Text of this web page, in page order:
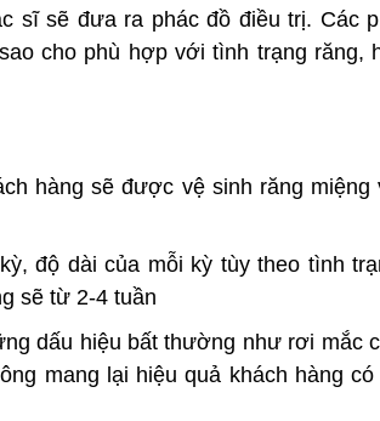
sĩ sẽ đưa ra phác đồ điều trị. Các
cho phù hợp với tình trạng răng,
hàng sẽ được vệ sinh răng miệng
độ dài của mỗi kỳ tùy theo tình
sẽ từ 2-4 tuần
dấu hiệu bất thường như rơi mắc
mang lại hiệu quả khách hàng